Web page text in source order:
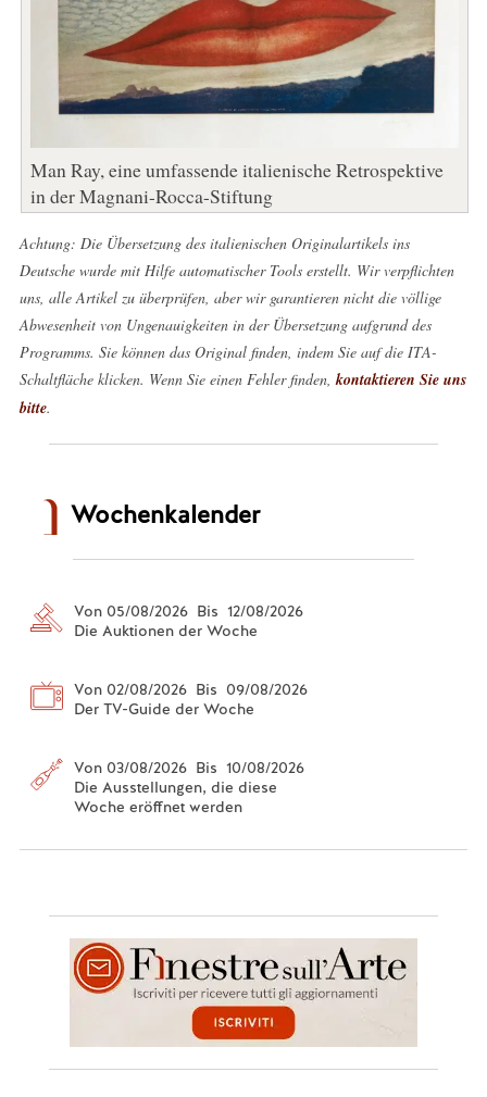
Man Ray, eine umfassende italienische Retrospektive
in der Magnani-Rocca-Stiftung
Achtung: Die Übersetzung des italienischen Originalartikels ins
Deutsche wurde mit Hilfe automatischer Tools erstellt. Wir verpflichten
uns, alle Artikel zu überprüfen, aber wir garantieren nicht die völlige
Abwesenheit von Ungenauigkeiten in der Übersetzung aufgrund des
Programms. Sie können das Original finden, indem Sie auf die ITA-
Schaltfläche klicken. Wenn Sie einen Fehler finden,kontaktieren Sie uns
bitte.
Wochenkalender
Von 05/08/2026 Bis 12/08/2026
Die Auktionen der Woche
Von 02/08/2026 Bis 09/08/2026
Der TV-Guide der Woche
Von 03/08/2026 Bis 10/08/2026
Die Ausstellungen, die diese
Woche eröffnet werden